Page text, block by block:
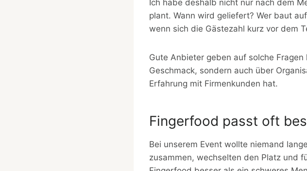
Ich habe deshalb nicht nur nach dem
plant. Wann wird geliefert? Wer baut
wenn sich die Gästezahl kurz vor dem
Gute Anbieter geben auf solche
Geschmack, sondern auch über
Erfahrung mit Firmenkunden hat.
Fingerfood passt oft
Bei unserem Event wollte niemand
zusammen, wechselten den Platz und